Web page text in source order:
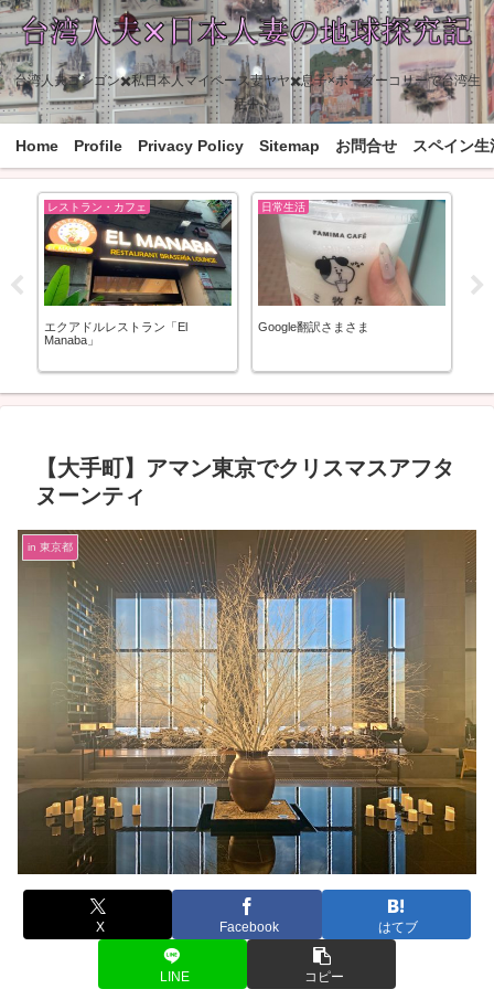
台湾人夫ゴンゴン✖️私日本人マイペース妻ヤヤ✖️息子×ボーダーコリーで台湾生
活中
Home Profile Privacy Policy Sitemap お問合せ スペイン生
レストラン・カフェ
エクアドルレストラン「El
Manaba」
日常生活
Google翻訳さまさま
【大手町】アマン東京でクリスマスアフタ
ヌーンティ
in 東京都
X Facebook はてブ
LINE コピー